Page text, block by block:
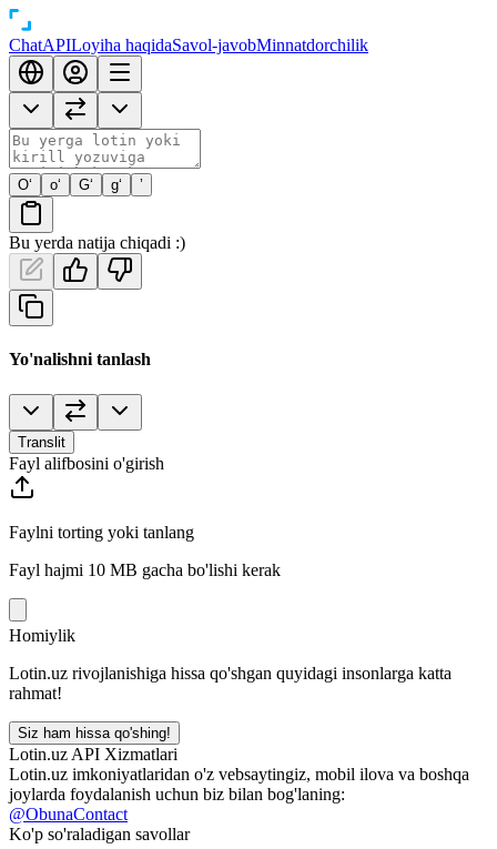
ChatAPILoyiha haqidaSavol-javobMinnatdorchilik
O‘ o‘ G‘ g‘ ’
Bu yerda natija chiqadi :)
Yo'nalishni tanlash
Translit
Fayl alifbosini o'girish
Faylni torting yoki tanlang
Fayl hajmi 10 MB gacha bo'lishi kerak
Homiylik
Lotin.uz rivojlanishiga hissa qo'shgan quyidagi insonlarga katta
rahmat!
Siz ham hissa qo'shing!
Lotin.uz API Xizmatlari
Lotin.uz imkoniyatlaridan o'z vebsaytingiz, mobil ilova va boshqa
joylarda foydalanish uchun biz bilan bog'laning:
@ObunaContact
Ko'p so'raladigan savollar